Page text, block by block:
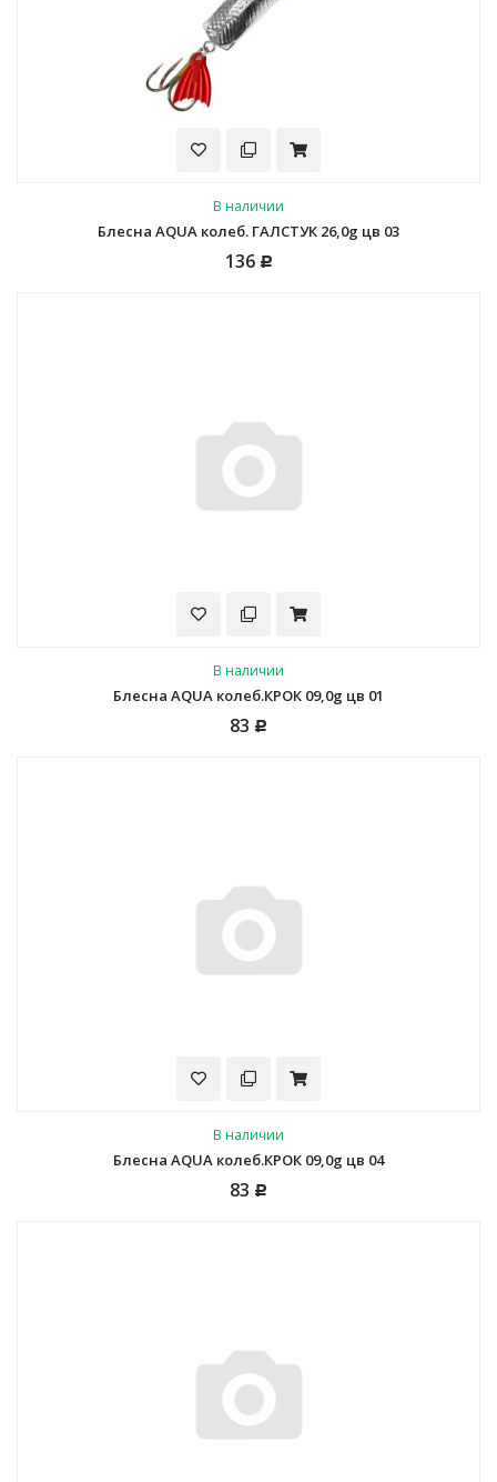
В наличии
Блесна AQUA колеб. ГАЛСТУК 26,0g цв 03
136 Р
В наличии
Блесна AQUA колеб.КРОК 09,0g цв 01
83 Р
В наличии
Блесна AQUA колеб.КРОК 09,0g цв 04
83 Р